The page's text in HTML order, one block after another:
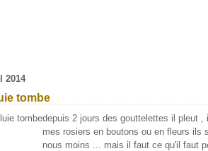
2014
tombe
depuis 2 jours des gouttelettes il pleut ,
mes rosiers en boutons ou en fleurs ils
nous moins ... mais il faut ce qu'il faut